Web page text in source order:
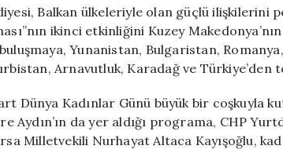
Balkan ülkeleriyle olan güçlü ilişkilerini
ikinci etkinliğini Kuzey
Yunanistan, Bulgaristan,
Arnavutluk, Karadağ ve Türkiye’den
Dünya Kadınlar Günü büyük bir coşkuyla
Aydın’ın da yer aldığı programa, CHP
Milletvekili Nurhayat Altaca Kayışoğlu,